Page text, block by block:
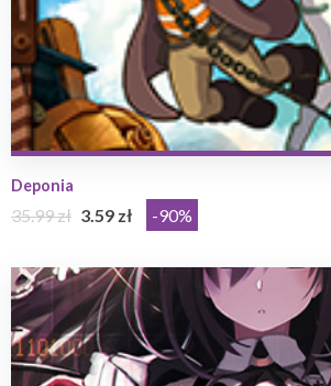
Deponia
35.99 zł 3.59 zł -90%